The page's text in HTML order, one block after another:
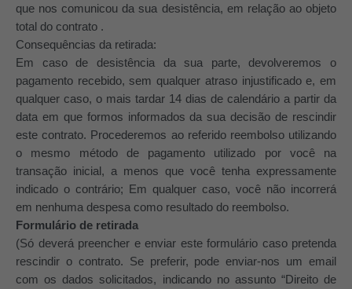
que nos comunicou da sua desistência, em relação ao objeto
total do contrato .
Consequências da retirada:
Em caso de desistência da sua parte, devolveremos o
pagamento recebido, sem qualquer atraso injustificado e, em
qualquer caso, o mais tardar 14 dias de calendário a partir da
data em que formos informados da sua decisão de rescindir
este contrato. Procederemos ao referido reembolso utilizando
o mesmo método de pagamento utilizado por você na
transação inicial, a menos que você tenha expressamente
indicado o contrário; Em qualquer caso, você não incorrerá
em nenhuma despesa como resultado do reembolso.
Formulário de retirada
(Só deverá preencher e enviar este formulário caso pretenda
rescindir o contrato. Se preferir, pode enviar-nos um email
com os dados solicitados, indicando no assunto “Direito de